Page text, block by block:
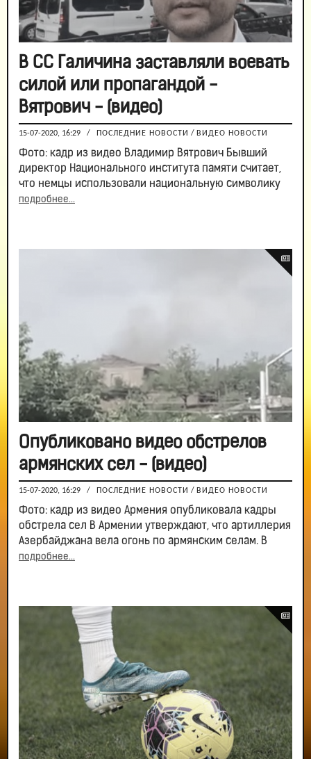
В СС Галичина заставляли воевать
силой или пропагандой -
Вятрович - (видео)
15-07-2020, 16:29 / ПОСЛЕДНИЕ НОВОСТИ / ВИДЕО НОВОСТИ
Фото: кадр из видео Владимир Вятрович Бывший
директор Национального института памяти считает,
что немцы использовали национальную символику
подробнее...
Опубликовано видео обстрелов
армянских сел - (видео)
15-07-2020, 16:29 / ПОСЛЕДНИЕ НОВОСТИ / ВИДЕО НОВОСТИ
Фото: кадр из видео Армения опубликовала кадры
обстрела сел В Армении утверждают, что артиллерия
Азербайджана вела огонь по армянским селам. В
подробнее...